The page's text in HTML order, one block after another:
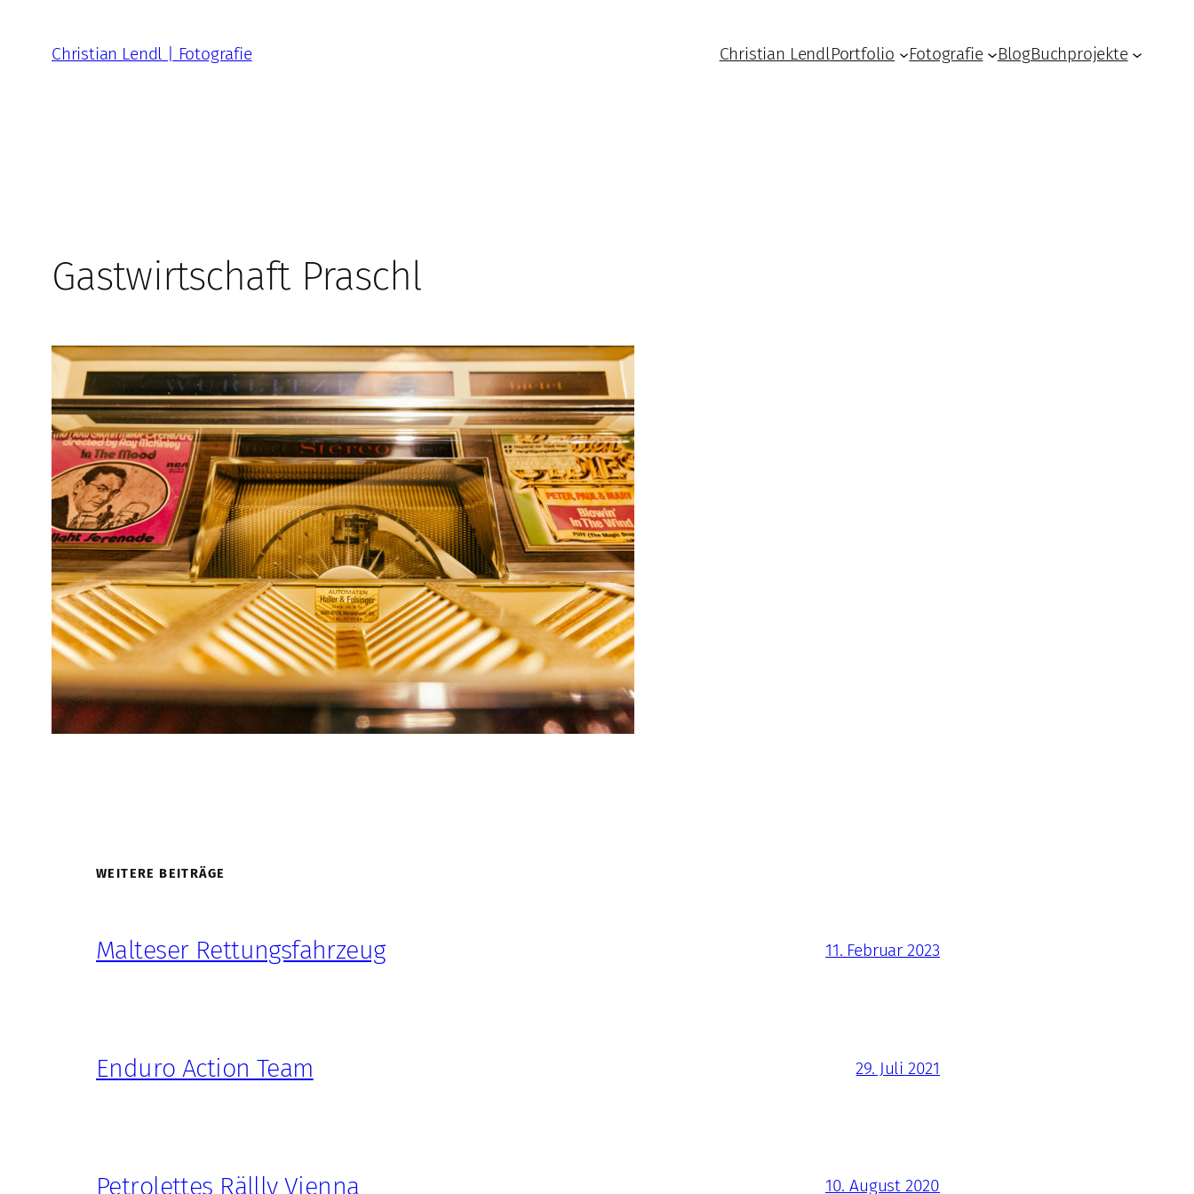
springen
Christian Lendl | Fotografie Christian LendlPortfolio Fotografie BlogBuchprojekte
Gastwirtschaft Praschl
WEITERE BEITRÄGE
Malteser Rettungsfahrzeug 11. Februar 2023
Enduro Action Team 29. Juli 2021
Petrolettes Rällly Vienna 10. August 2020